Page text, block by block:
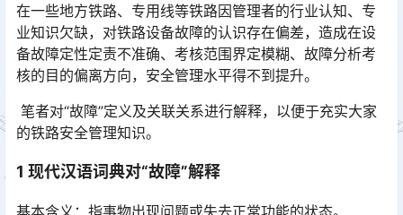
在一些地方铁路、专用线等铁路因管理者的行业认知、专
业知识欠缺，对铁路设备故障的认识存在偏差，造成在设
备故障定性定责不准确、考核范围界定模糊、故障分析考
核的目的偏离方向，安全管理水平得不到提升。󠅅󠅃󠄵󠅂󠄪󠇖󠆨󠆨󠇕󠆞󠆒󠅬󠇘󠆭󠆘󠇙󠆝󠅵󠇗󠆭󠆁󠄐󠇗󠅹󠅸󠇖󠆍󠅳󠇖󠅹󠅰󠇖󠆌󠅹
笔者对“故障”定义及关联关系进行解释，以便于充实大家
的铁路安全管理知识。
1 现代汉语词典对“故障”解释
基本含义：指事物出现问题或失去正常功能的状态。